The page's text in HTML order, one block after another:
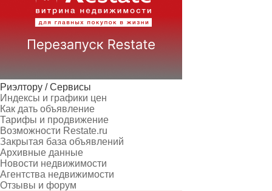
Риэлтору / Сервисы
Индексы и графики цен
Как дать объявление
Тарифы и продвижение
Возможности Restate.ru
Закрытая база объявлений
Архивные данные
Новости недвижимости
Агентства недвижимости
Отзывы и форум